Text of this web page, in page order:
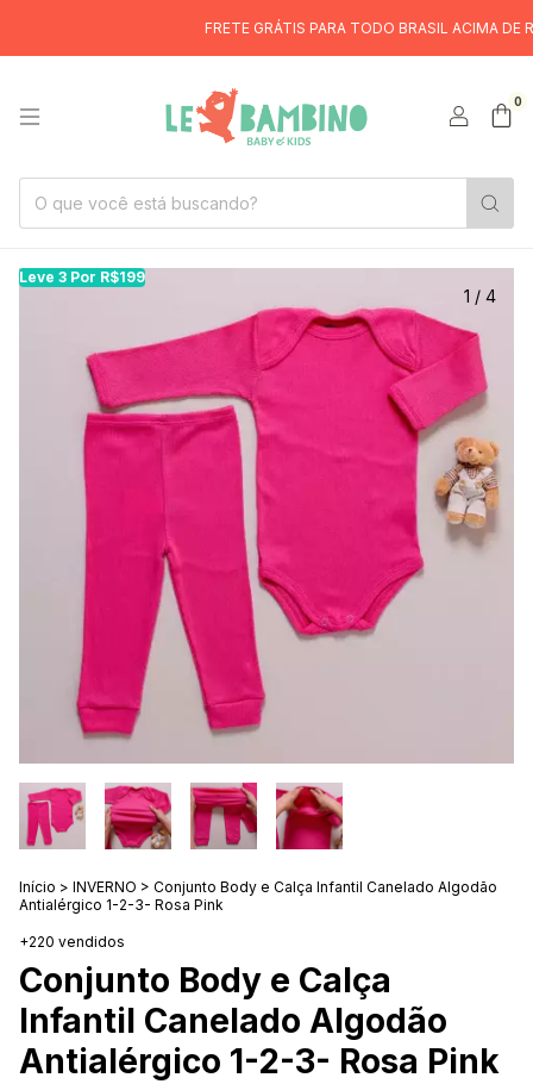
FRETE GRÁTIS PARA TODO BRASIL ACIMA DE R$299 6X
0
Leve 3 Por R$199
1 / 4
Início > INVERNO > Conjunto Body e Calça Infantil Canelado Algodão
Antialérgico 1-2-3- Rosa Pink
+220 vendidos
Conjunto Body e Calça
Infantil Canelado Algodão
Antialérgico 1-2-3- Rosa Pink